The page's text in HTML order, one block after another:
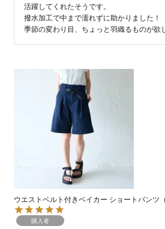
活躍してくれたそうです。
撥水加工で中まで濡れずに助かりました！
季節の変わり目、ちょっと羽織るものが欲
ウエストベルト付きベイカー ショートパンツ
購入者